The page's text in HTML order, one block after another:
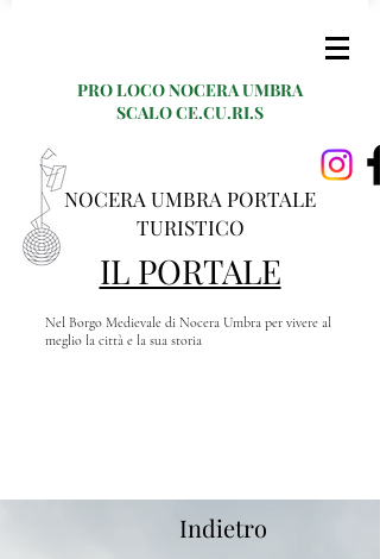
PRO LOCO NOCERA UMBRA
SCALO CE.CU.RI.S
NOCERA UMBRA PORTALE
TURISTICO
IL PORTALE
Nel Borgo Medievale di Nocera Umbra per vivere al
meglio la città e la sua storia
Indietro